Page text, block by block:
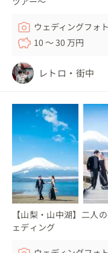
ウェディングフォト
10 〜 30 万円
レトロ・街中
【山梨・山中湖】二人
ェディング